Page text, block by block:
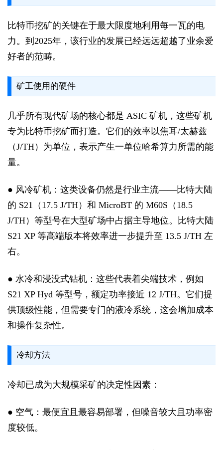
比特币挖矿的关键在于最大限度地利用每一瓦的电
力。到2025年，该行业的发展已经远远超越了业余爱
好者的范畴。
矿工使用的硬件
几乎所有现代矿场的核心都是 ASIC 矿机，这些矿机
专为比特币挖矿而打造。它们的效率以焦耳/太赫兹
（J/TH）为单位，表示产生一单位哈希算力所需的能
量。
● 风冷矿机：这类设备仍然是行业主流——比特大陆
的 S21（17.5 J/TH）和 MicroBT 的 M60S（18.5
J/TH）等型号在大型矿场中占据主导地位。比特大陆
S21 XP 等高端版本将效率进一步提升至 13.5 J/TH 左
右。
● 水冷和浸没式钻机：这些代表着尖端技术，例如
S21 XP Hyd 等型号，额定功率接近 12 J/TH。它们提
供顶级性能，但需要专门的液冷系统，这会增加成本
和操作复杂性。
冷却方法
冷却已成为大规模采矿的决定性因素：
● 空气：最便宜且最容易部署，但噪音较大且功率密
度较低。